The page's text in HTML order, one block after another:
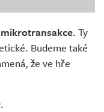
mikrotransakce. Ty
Budeme také
že ve hře
.